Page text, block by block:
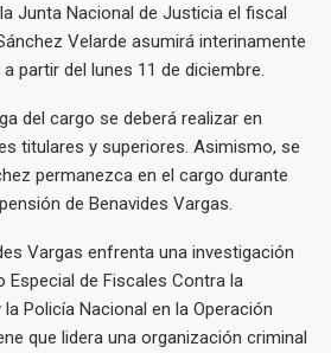
Junta Nacional de Justicia el fiscal
Velarde asumirá interinamente
partir del lunes 11 de diciembre.
del cargo se deberá realizar en
titulares y superiores. Asimismo, se
permanezca en el cargo durante
de Benavides Vargas.
Vargas enfrenta una investigación
Especial de Fiscales Contra la
Policía Nacional en la Operación
que lidera una organización criminal